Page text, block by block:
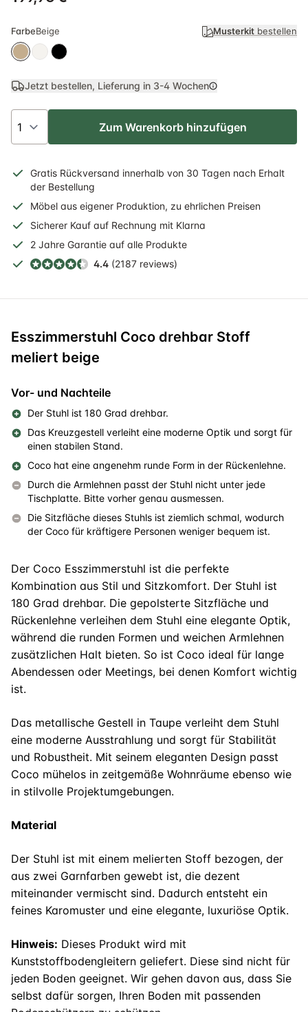
FarbeBeige Musterkit bestellen
Jetzt bestellen, Lieferung in 3-4 Wochen
Zum Warenkorb hinzufügen
Gratis Rückversand innerhalb von 30 Tagen nach Erhalt
der Bestellung
Möbel aus eigener Produktion, zu ehrlichen Preisen
Sicherer Kauf auf Rechnung mit Klarna
2 Jahre Garantie auf alle Produkte
4.4 (2187 reviews)
Esszimmerstuhl Coco drehbar Stoff
meliert beige
Vor- und Nachteile
Der Stuhl ist 180 Grad drehbar.
Das Kreuzgestell verleiht eine moderne Optik und sorgt für
einen stabilen Stand.
Coco hat eine angenehm runde Form in der Rückenlehne.
Durch die Armlehnen passt der Stuhl nicht unter jede
Tischplatte. Bitte vorher genau ausmessen.
Die Sitzfläche dieses Stuhls ist ziemlich schmal, wodurch
der Coco für kräftigere Personen weniger bequem ist.
Der Coco Esszimmerstuhl ist die perfekte
Kombination aus Stil und Sitzkomfort. Der Stuhl ist
180 Grad drehbar. Die gepolsterte Sitzfläche und
Rückenlehne verleihen dem Stuhl eine elegante Optik,
während die runden Formen und weichen Armlehnen
zusätzlichen Halt bieten. So ist Coco ideal für lange
Abendessen oder Meetings, bei denen Komfort wichtig
ist.
Das metallische Gestell in Taupe verleiht dem Stuhl
eine moderne Ausstrahlung und sorgt für Stabilität
und Robustheit. Mit seinem eleganten Design passt
Coco mühelos in zeitgemäße Wohnräume ebenso wie
in stilvolle Projektumgebungen.
Material
Der Stuhl ist mit einem melierten Stoff bezogen, der
aus zwei Garnfarben gewebt ist, die dezent
miteinander vermischt sind. Dadurch entsteht ein
feines Karomuster und eine elegante, luxuriöse Optik.
Hinweis: Dieses Produkt wird mit
Kunststoffbodengleitern geliefert. Diese sind nicht für
jeden Boden geeignet. Wir gehen davon aus, dass Sie
selbst dafür sorgen, Ihren Boden mit passenden